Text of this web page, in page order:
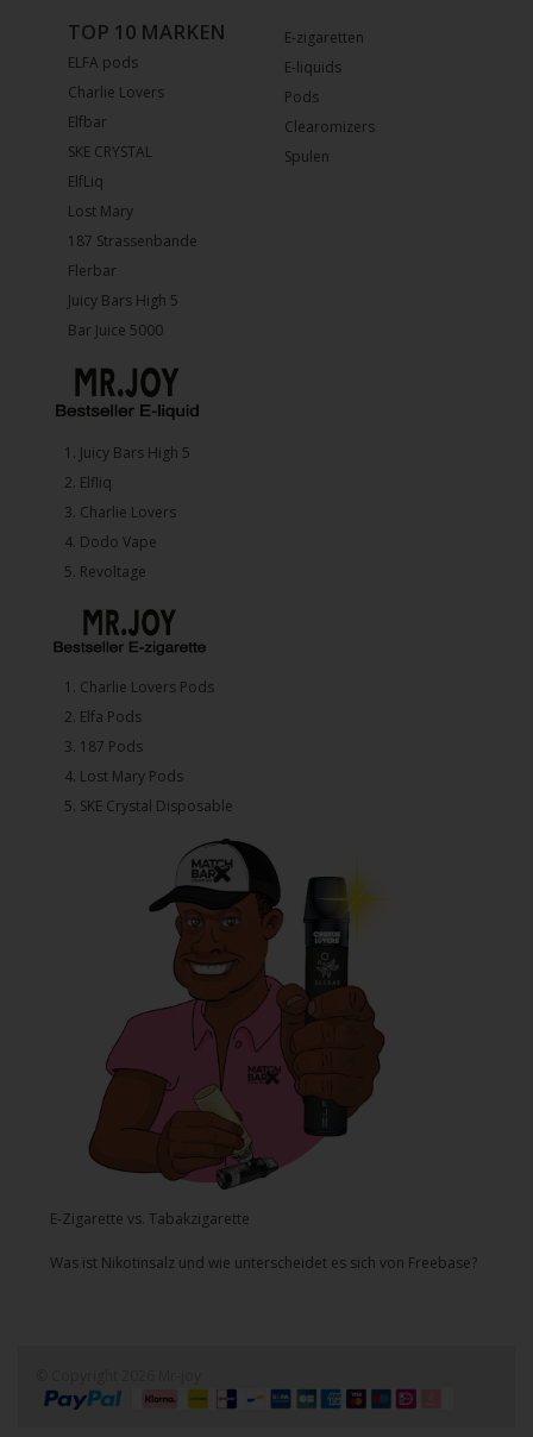
E-zigaretten
E-liquids
Pods
Clearomizers
Spulen
TOP 10 MARKEN
ELFA pods
Charlie Lovers
Elfbar
SKE CRYSTAL
ElfLiq
Lost Mary
187 Strassenbande
Flerbar
Juicy Bars High 5
Bar Juice 5000
1.⁠ ⁠Juicy Bars High 5
2.⁠ ⁠⁠Elfliq
3.⁠ ⁠⁠Charlie Lovers
4.⁠ ⁠⁠Dodo Vape
5. ⁠Revoltage
1.⁠ ⁠Charlie Lovers Pods
2.⁠ ⁠⁠Elfa Pods
3.⁠ ⁠⁠187 Pods
4.⁠ ⁠⁠Lost Mary Pods
5.⁠ ⁠⁠SKE Crystal Disposable
E-Zigarette vs. Tabakzigarette
Was ist Nikotinsalz und wie unterscheidet es sich von Freebase?